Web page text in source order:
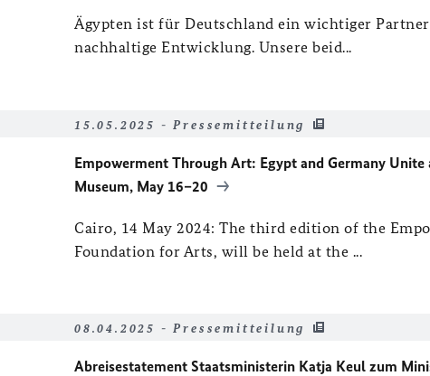
Ägypten ist für Deutschland ein wichtiger
nachhaltige Entwicklung. Unsere beid...
15.05.2025 - Pressemitteilung
Empowerment Through Art: Egypt and Germany
Museum, May 16–20
Cairo, 14 May 2024: The third edition of the
Foundation for Arts, will be held at the ...
08.04.2025 - Pressemitteilung
Abreisestatement Staatsministerin Katja Keul zum